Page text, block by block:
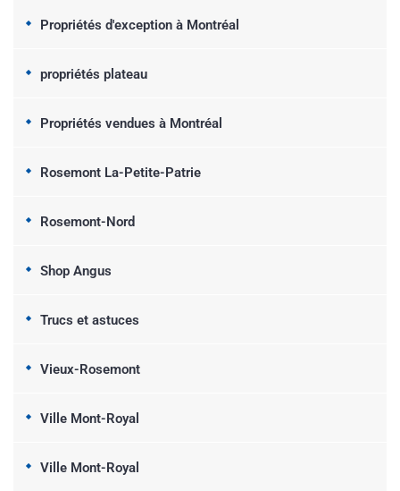
Propriétés d'exception à Montréal
propriétés plateau
Propriétés vendues à Montréal
Rosemont La-Petite-Patrie
Rosemont-Nord
Shop Angus
Trucs et astuces
Vieux-Rosemont
Ville Mont-Royal
Ville Mont-Royal